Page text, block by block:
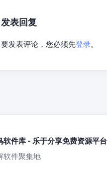
发表回复
要发表评论，您必须先登录。
软件库 - 乐于分享免费资源平台
软件聚集地